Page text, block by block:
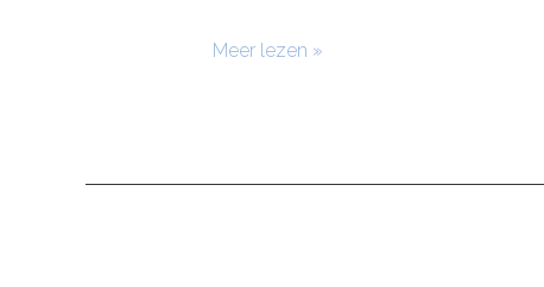
Meer lezen »